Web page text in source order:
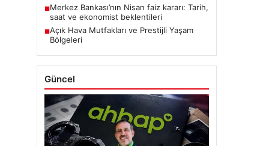
■Merkez Bankası’nın Nisan faiz kararı: Tarih,
saat ve ekonomist beklentileri
■Açık Hava Mutfakları ve Prestijli Yaşam
Bölgeleri
Güncel